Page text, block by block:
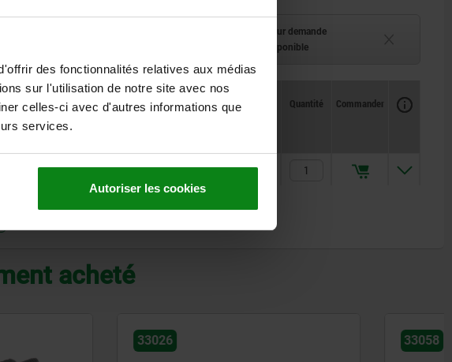
des fonctionnalités relatives aux médias
sur l'utilisation de notre site avec nos
celles-ci avec d'autres informations que
services.
Autoriser les cookies
Délai de livraison sur demande
Actuellement indisponible
CAO
Prix
Quantité Commander
18,03 €
acheté